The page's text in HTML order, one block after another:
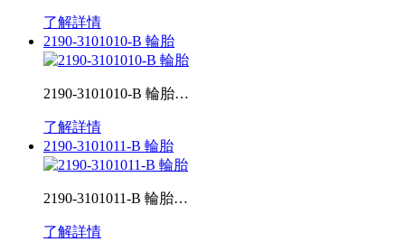
了解詳情
2190-3101010-B 輪胎
2190-3101010-B 輪胎…
了解詳情
2190-3101011-B 輪胎
2190-3101011-B 輪胎…
了解詳情